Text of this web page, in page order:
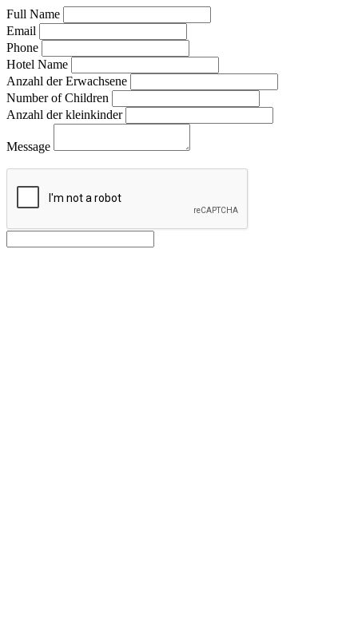
Full Name
Email
Phone
Hotel Name
Anzahl der Erwachsene
Number of Children
Anzahl der kleinkinder
Message